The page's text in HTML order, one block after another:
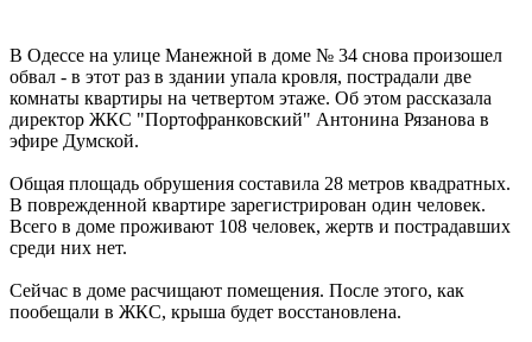
В Одессе на улице Манежной в доме № 34 снова произошел
обвал - в этот раз в здании упала кровля, пострадали две
комнаты квартиры на четвертом этаже. Об этом рассказала
директор ЖКС "Портофранковский" Антонина Рязанова в
эфире Думской.
Общая площадь обрушения составила 28 метров квадратных.
В поврежденной квартире зарегистрирован один человек.
Всего в доме проживают 108 человек, жертв и пострадавших
среди них нет.
Сейчас в доме расчищают помещения. После этого, как
пообещали в ЖКС, крыша будет восстановлена.